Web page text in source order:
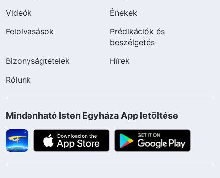
Videók
Énekek
Felolvasások
Prédikációk és
beszélgetés
Bizonyságtételek
Hírek
Rólunk
Mindenható Isten Egyháza App letöltése